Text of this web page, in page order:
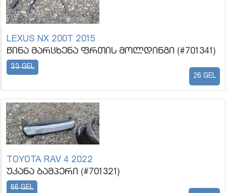
LEXUS NX 200T 2015
წინა მარცხენა ფრთის მოლდინგი (#701341)
33 GEL
26 GEL
TOYOTA RAV 4 2022
უკანა ბამპერი (#701321)
66 GEL